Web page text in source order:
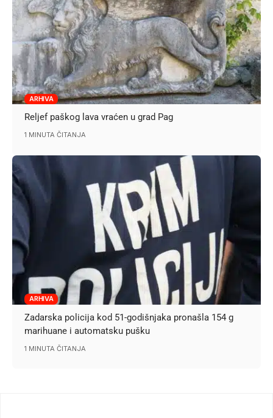
ARHIVA
Reljef paškog lava vraćen u grad Pag
1 MINUTA ČITANJA
ARHIVA
Zadarska policija kod 51-godišnjaka pronašla 154 g
marihuane i automatsku pušku
1 MINUTA ČITANJA